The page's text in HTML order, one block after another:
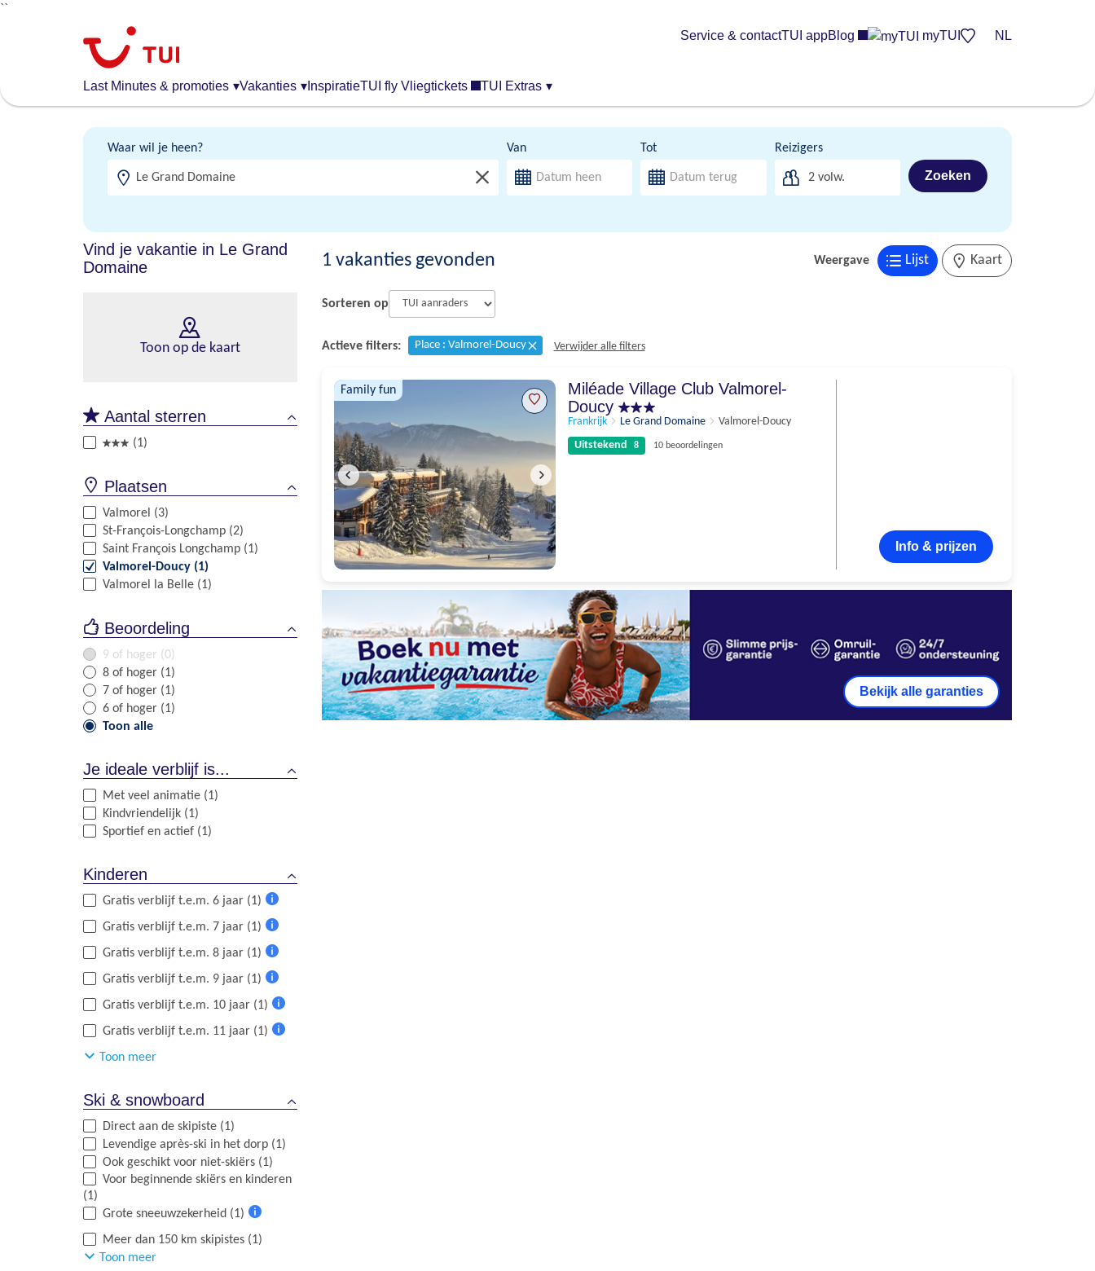
``
algemene
Last Minutes & promoties ▾Vakanties ▾ InspiratieTUI fly Vliegtickets TUI Extras ▾
Service & contactTUI appBlog myTUI NL
Waar wil je heen? Van Tot Reizigers
2 volw. Zoeken
Vind je vakantie in Le Grand
Domaine
Toon op de kaart
Aantal sterren
(1)
Plaatsen
Valmorel (3)
St-François-Longchamp (2)
Saint François Longchamp (1)
Valmorel-Doucy (1)
Valmorel la Belle (1)
Beoordeling
9 of hoger (0)
8 of hoger (1)
7 of hoger (1)
6 of hoger (1)
Toon alle
Je ideale verblijf is...
Met veel animatie (1)
Kindvriendelijk (1)
Sportief en actief (1)
Kinderen
Gratis verblijf t.e.m. 6 jaar (1)
informatie
Gratis verblijf t.e.m. 7 jaar (1)
informatie
Gratis verblijf t.e.m. 8 jaar (1)
informatie
Gratis verblijf t.e.m. 9 jaar (1)
informatie
Gratis verblijf t.e.m. 10 jaar (1)
informatie
Gratis verblijf t.e.m. 11 jaar (1)
Toon meer
Ski & snowboard
Direct aan de skipiste (1)
Levendige après-ski in het dorp (1)
Ook geschikt voor niet-skiërs (1)
Voor beginnende skiërs en kinderen
(1)
Grote sneeuwzekerheid (1)
informatie
Meer dan 150 km skipistes (1)
Toon meer
1vakanties gevonden Weergave Lijst Kaart
Sorteren op
Actieve filters: Place : Valmorel-Doucy Verwijder alle filters
Family fun
10 beoordelingen
8
Miléade Village Club Valmorel-
Doucy
Frankrijk Le Grand Domaine
Valmorel-Doucy
Uitstekend
8 10 beoordelingen
Info & prijzen
Bekijk alle garanties